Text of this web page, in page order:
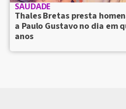
SAUDADE
Thales Bretas presta
a Paulo Gustavo no dia em
anos